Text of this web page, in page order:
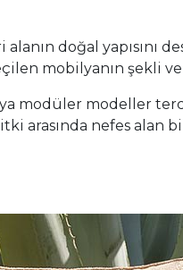
doğal
mobilyanın şekli
modüler modeller
arasında nefes